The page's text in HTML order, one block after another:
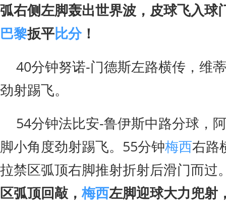
弧右侧左脚轰出世界波，皮球飞入球
巴黎扳平比分！
40分钟努诺-门德斯左路横传，维
劲射踢飞。
54分钟法比安-鲁伊斯中路分球，
脚小角度劲射踢飞。55分钟梅西右路
拉禁区弧顶右脚推射折射后滑门而过
区弧顶回敲，梅西左脚迎球大力兜射